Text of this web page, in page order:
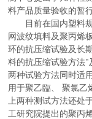
料产品质量验收的暂
目前在国内塑料
网波纹填料及聚丙烯板
环的抗压缩试验及长
料的抗压缩试验方法"
两种试验方法同时适
用于聚乙臨、 聚氯乙
上两种测试方法还处
工研究院提出的聚丙